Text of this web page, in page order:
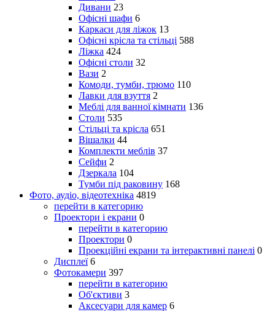
Дивани 23
Офісні шафи 6
Каркаси для ліжок 13
Офісні крісла та стільці 588
Ліжка 424
Офісні столи 32
Вази 2
Комоди, тумби, трюмо 110
Лавки для взуття 2
Меблі для ванної кімнати 136
Столи 535
Стільці та крісла 651
Вішалки 44
Комплекти меблів 37
Сейфи 2
Дзеркала 104
Тумби під раковину 168
Фото, аудіо, відеотехніка 4819
перейти в категорию
Проектори і екрани 0
перейти в категорию
Проектори 0
Проекційні екрани та інтерактивні панелі 0
Дисплеї 6
Фотокамери 397
перейти в категорию
Об'єктиви 3
Аксесуари для камер 6